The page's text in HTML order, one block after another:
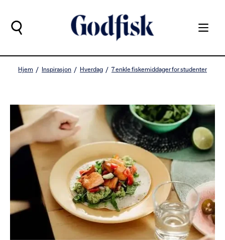
Hjem Inspirasjon Hverdag 7 enkle fiskemiddager for studenter